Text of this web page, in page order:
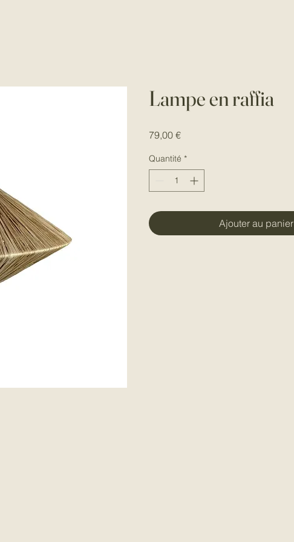
Lampe en raffia
79,00 €Prix
Quantité *
Ajouter au panier